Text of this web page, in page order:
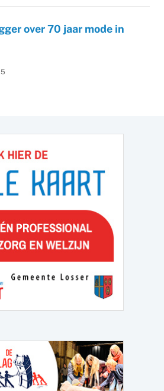
over 70 jaar mode in